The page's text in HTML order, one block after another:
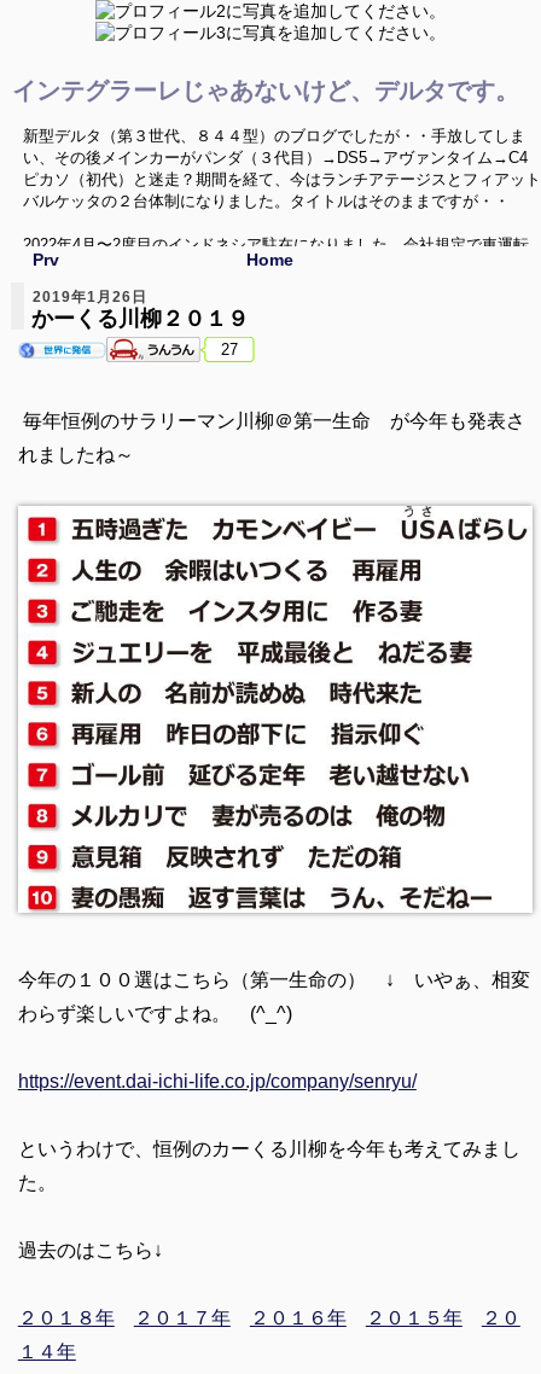
インテグラーレじゃあないけど、デルタです。
新型デルタ（第３世代、８４４型）のブログでしたが・・手放してしま
い、その後メインカーがパンダ（３代目）→DS5→アヴァンタイム→C4
ピカソ（初代）と迷走？期間を経て、今はランチアテージスとフィアット
バルケッタの２台体制になりました。タイトルはそのままですが・・
2022年4月〜2度目のインドネシア駐在になりました。会社規定で車運転
禁止という環境の中、なんとか車活が出来ないか、色々と模索していきた
いと思います。いつか帰国した時にはまた変態車を飼うぞ〜
ニューデルタ、Ｃ４ピカソ、バルケッタネタ以外に、海外のクルマ、珍し
い中古車、ミニカー（1/43）、シリーズネタ等でお送りしてます。
Prv Home
2019年1月26日
かーくる川柳２０１９
27
毎年恒例のサラリーマン川柳＠第一生命 が今年も発表さ
れましたね～
今年の１００選はこちら（第一生命の） ↓ いやぁ、相変
わらず楽しいですよね。 (^_^)
https://event.dai-ichi-life.co.jp/company/senryu/
というわけで、恒例のカーくる川柳を今年も考えてみまし
た。
過去のはこちら↓
２０１８年 ２０１７年 ２０１６年 ２０１５年
２０
１４年